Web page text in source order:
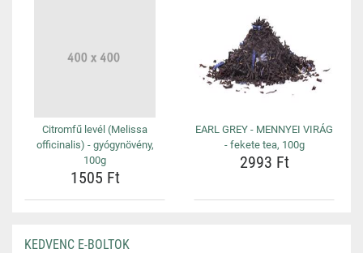
Citromfű levél (Melissa
officinalis) - gyógynövény,
100g
1505 Ft
EARL GREY - MENNYEI VIRÁG
- fekete tea, 100g
2993 Ft
KEDVENC E-BOLTOK